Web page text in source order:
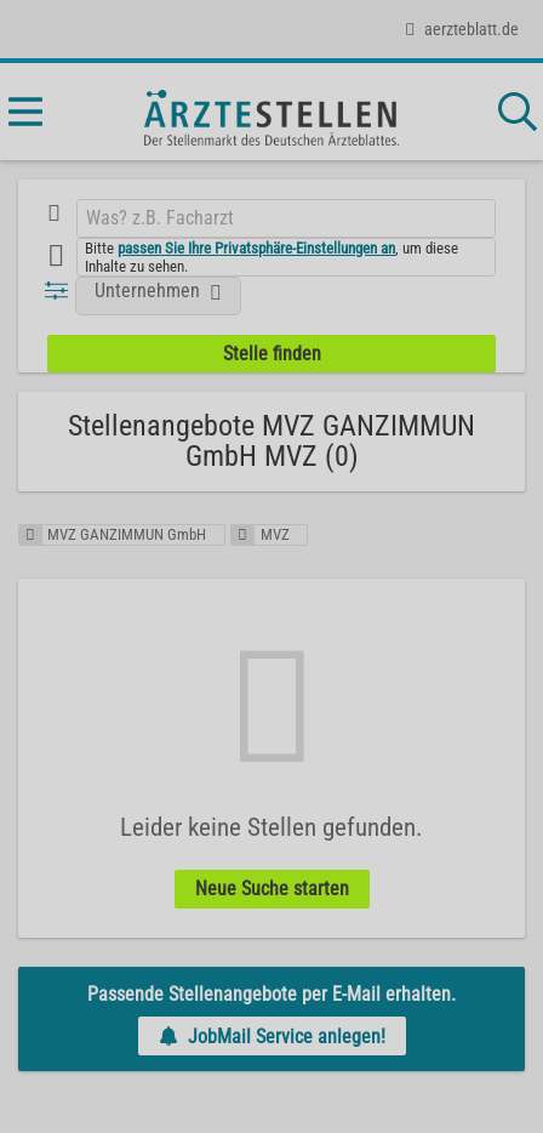
aerzteblatt.de
Bittepassen Sie Ihre Privatsphäre-Einstellungen an , um diese
Inhalte zu sehen.
Unternehmen
Stellenangebote MVZ GANZIMMUN
GmbH MVZ (0)
MVZ GANZIMMUN GmbH MVZ
Leider keine Stellen gefunden.
Neue Suche starten
Passende Stellenangebote per E-Mail erhalten.
JobMail Service anlegen!